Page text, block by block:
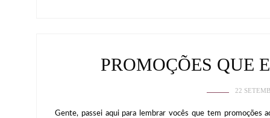
PROMOÇÕES QUE
22
Gente, passei aqui para lembrar vocês que tem promoções